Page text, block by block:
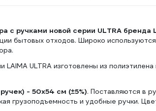
с ручками новой серии ULTRA бренда
бытовых отходов. Широко
ULTRA изготовлены из
- 50х54 см (±5%). Поставляются в
грузоподъемность и удобные ручки.